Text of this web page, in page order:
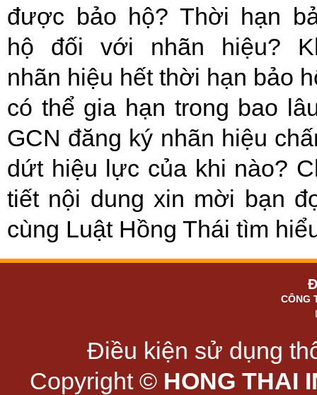
được bảo hộ? Thời hạn
hộ đối với nhãn hiệu?
nhãn hiệu hết thời hạn bảo
có thể gia hạn trong bao
GCN đăng ký nhãn hiệu
dứt hiệu lực của khi nào?
tiết nội dung xin mời bạn
cùng Luật Hồng Thái tìm
CÔNG
Điều kiện sử dụng
Copyright © HONG THAI